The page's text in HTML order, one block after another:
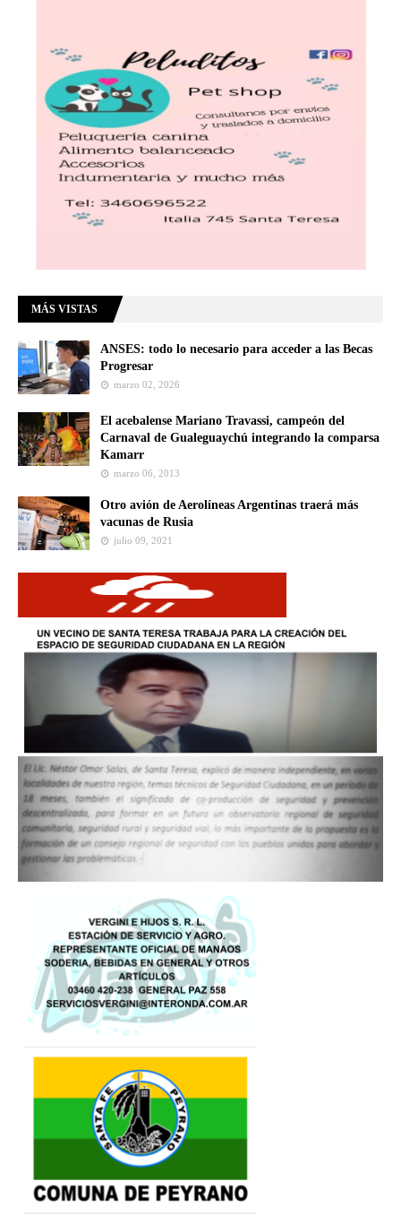
MÁS VISTAS
ANSES: todo lo necesario para acceder a las Becas
Progresar
marzo 02, 2026
El acebalense Mariano Travassi, campeón del
Carnaval de Gualeguaychú integrando la comparsa
Kamarr
marzo 06, 2013
Otro avión de Aerolíneas Argentinas traerá más
vacunas de Rusia
julio 09, 2021